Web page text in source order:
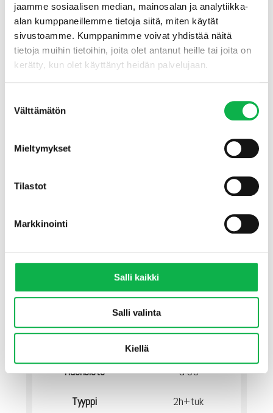
jaamme sosiaalisen median, mainosalan ja analytiikka-
alan kumppaneillemme tietoja siitä, miten käytät
sivustoamme. Kumppanimme voivat yhdistää näitä
tietoja muihin tietoihin, joita olet antanut heille tai joita on
kerätty, kun olet käyttänyt heidän palvelujaan.
valinta
Välttämätön
Mieltymykset
Tilastot
Markkinointi
Salli kaikki
Salli valinta
Kiellä
Vuokratuotto nyt 7.08%
Liity jonoon Liity jonoon
Myyntihinta
Velaton hinta 45900 €
Vuokratuotto nyt
Huoneisto G 99
Tyyppi 2h+tuk